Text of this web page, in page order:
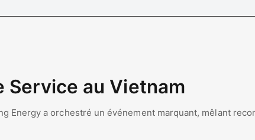
Service au Vietnam
Energy a orchestré un événement marquant, mêlant